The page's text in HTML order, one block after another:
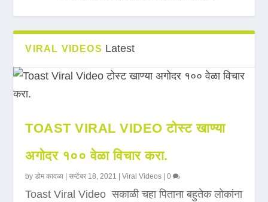
VIRAL VIDEOS Latest
TOAST VIRAL VIDEO टोस्ट खाण्या
अगोदर १०० वेळा विचार करा.
byडोम कावळा |सप्टेंबर 18, 2021 |Viral Videos |0
Toast Viral Video सकाळी चहा पिताना बहुतेक लोकांना